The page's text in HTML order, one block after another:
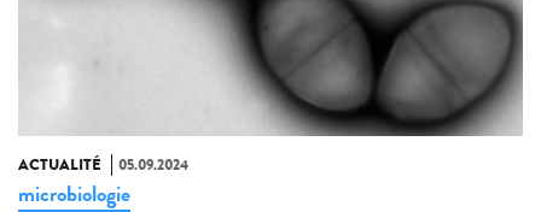
ACTUALITÉ 05.09.2024
microbiologie